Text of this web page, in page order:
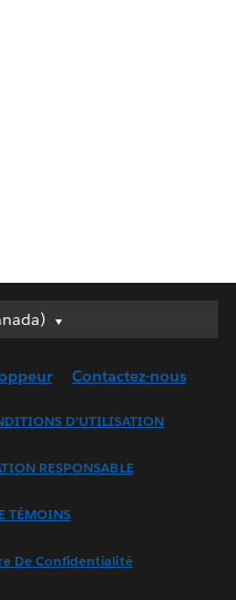
Contactez-nous
D’UTILISATION
RESPONSABLE
TÉMOINS
De Confidentialité